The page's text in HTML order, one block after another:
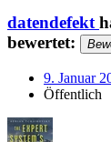
datendefekt
bewertet:
9. Januar
Öffentlich